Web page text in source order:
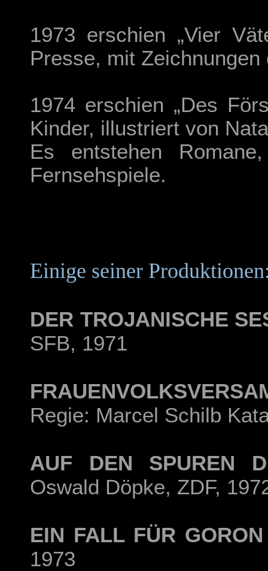
1973 erschien „Vier
Presse, mit Zeichnungen
1974 erschien „Des
Kinder, illustriert von
Es entstehen
Fernsehspiele.
Einige seiner
DER TROJANISCHE
SFB, 1971
Regie: Marcel Schilb
AUF DEN SPUREN
Oswald Döpke, ZDF,
EIN FALL FÜR GORON
1973